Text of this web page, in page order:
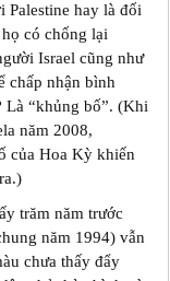
hay là đối
có chống lại
Israel cũng như
chấp nhận bình
“khủng bố”. (Khi
năm 2008,
của Hoa Kỳ khiến
trăm năm trước
năm 1994) vẫn
chưa thấy đẩy